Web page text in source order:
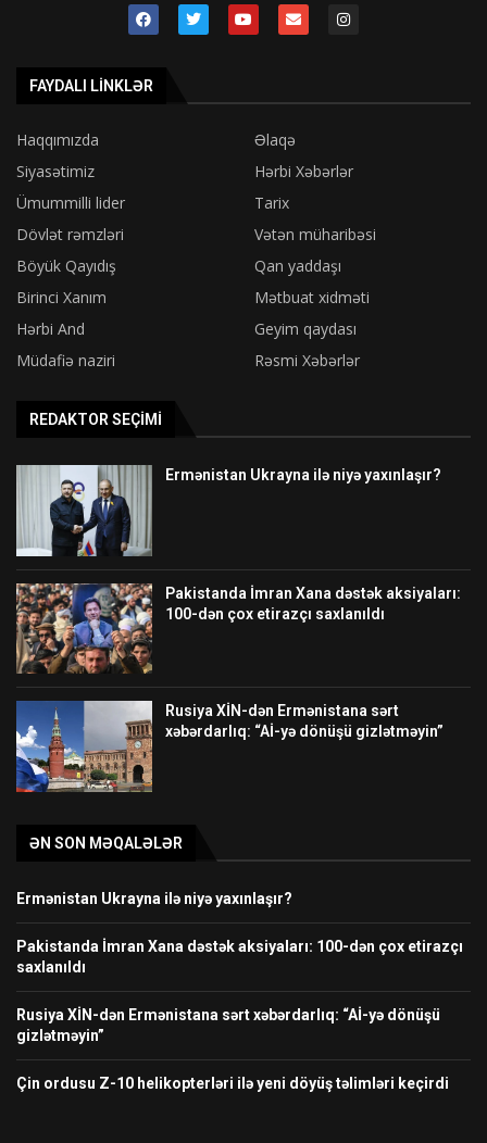
FAYDALI LINKLƏR
Haqqımızda
Əlaqə
Siyasətimiz
Hərbi Xəbərlər
Ümummilli lider
Tarix
Dövlət rəmzləri
Vətən müharibəsi
Böyük Qayıdış
Qan yaddaşı
Birinci Xanım
Mətbuat xidməti
Hərbi And
Geyim qaydası
Müdafiə naziri
Rəsmi Xəbərlər
REDAKTOR SEÇIMI
Ermənistan Ukrayna ilə niyə yaxınlaşır?
Pakistanda İmran Xana dəstək aksiyaları:
100-dən çox etirazçı saxlanıldı
Rusiya XİN-dən Ermənistana sərt
xəbərdarlıq: “Aİ-yə dönüşü gizlətməyin”
ƏN SON MƏQALƏLƏR
Ermənistan Ukrayna ilə niyə yaxınlaşır?
Pakistanda İmran Xana dəstək aksiyaları: 100-dən çox etirazçı
saxlanıldı
Rusiya XİN-dən Ermənistana sərt xəbərdarlıq: “Aİ-yə dönüşü
gizlətməyin”
Çin ordusu Z-10 helikopterləri ilə yeni döyüş təlimləri keçirdi